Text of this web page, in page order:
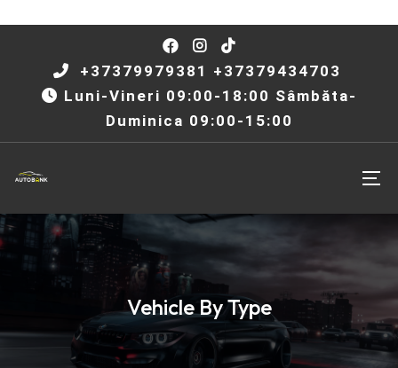
+37379979381 +37379434703
Luni-Vineri 09:00-18:00 Sâmbăta-
Duminica 09:00-15:00
Vehicle By Type